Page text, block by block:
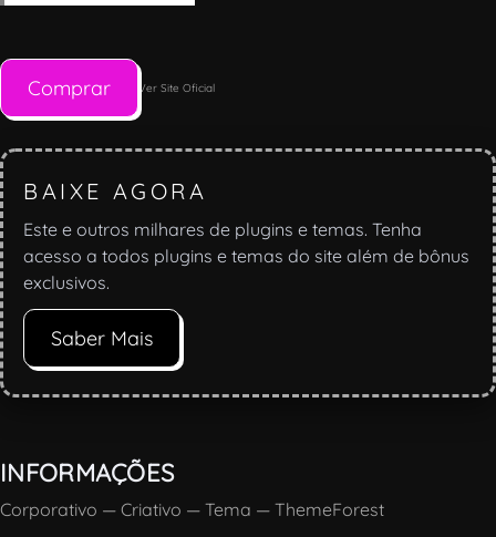
Comprar Ver Site Oficial
BAIXE AGORA
Este e outros milhares de plugins e temas. Tenha
acesso a todos plugins e temas do site além de bônus
exclusivos.
Saber Mais
INFORMAÇÕES
Corporativo — Criativo — Tema — ThemeForest